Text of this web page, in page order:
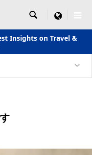

Insights on Travel &